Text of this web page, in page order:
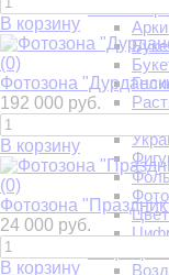
В корзину
(0)
Фотозона
192 000 руб.
В корзину
(0)
Фотозона
24 000 руб.
В корзину